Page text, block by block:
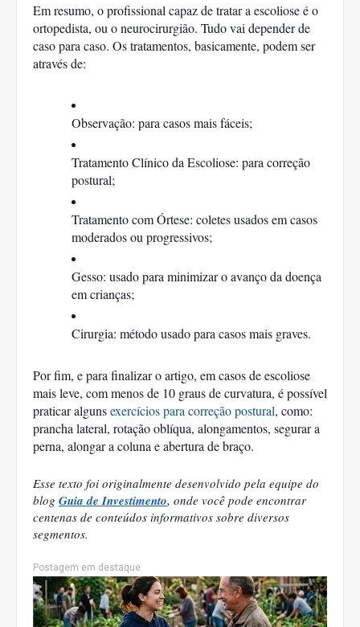
Em resumo, o profissional capaz de tratar a escoliose é o
ortopedista, ou o neurocirurgião. Tudo vai depender de
caso para caso. Os tratamentos, basicamente, podem ser
através de:
Observação: para casos mais fáceis;
Tratamento Clínico da Escoliose: para correção
postural;
Tratamento com Órtese: coletes usados em casos
moderados ou progressivos;
Gesso: usado para minimizar o avanço da doença
em crianças;
Cirurgia: método usado para casos mais graves.
Por fim, e para finalizar o artigo, em casos de escoliose
mais leve, com menos de 10 graus de curvatura, é possível
praticar alguns exercícios para correção postural, como:
prancha lateral, rotação oblíqua, alongamentos, segurar a
perna, alongar a coluna e abertura de braço.
Esse texto foi originalmente desenvolvido pela equipe do
blog Guia de Investimento, onde você pode encontrar
centenas de conteúdos informativos sobre diversos
segmentos.
Postagem em destaque